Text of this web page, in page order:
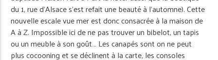
du 1, rue d’Alsace s’est refait une beauté à l’automne). Cette
nouvelle escale vue mer est donc consacrée à la maison de
A à Z. Impossible ici de ne pas trouver un bibelot, un tapis
ou un meuble à son goût… Les canapés sont on ne peut
plus cocooning et se déclinent à la carte, les consoles